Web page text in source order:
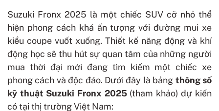
Suzuki Fronx 2025 là một chiếc SUV cỡ nhỏ thể
hiện phong cách khá ấn tượng với đường mui xe
kiểu coupe vuốt xuống. Thiết kế năng động và khí
động học sẽ thu hút sự quan tâm của những người
mua thời đại mới đang tìm kiếm một chiếc xe
phong cách và độc đáo. Dưới đây là bảng thông số
kỹ thuật Suzuki Fronx 2025 (tham khảo) dự kiến
có tại thị trường Việt Nam: